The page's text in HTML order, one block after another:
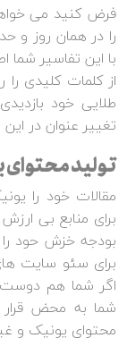
فرض کنید می
را در همان روز و
با این تفاسیر
از کلمات کلیدی
طلایی خود
تغییر عنوان در
تولید
مقالات خود را
برای منابع بی
بودجه خزش حود
برای سئو سایت
اگر شما هم دوست
شما به محض
محتوای یونیک و